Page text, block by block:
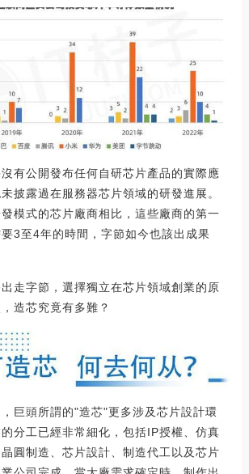
有公開發布任何自研芯片產品的實際應
披露過在服務器芯片領域的研發進展。
模式的芯片廠商相比，這些廠商的第一
3至4年的時間，字節如今也該出成果
走字節，選擇獨立在芯片領域創業的原
造芯究竟有多難？
巨頭所謂的"造芯"更多涉及芯片設計環
分工已經非常細化，包括IP授權、仿真
圓制造、芯片設計、制造代工以及芯片